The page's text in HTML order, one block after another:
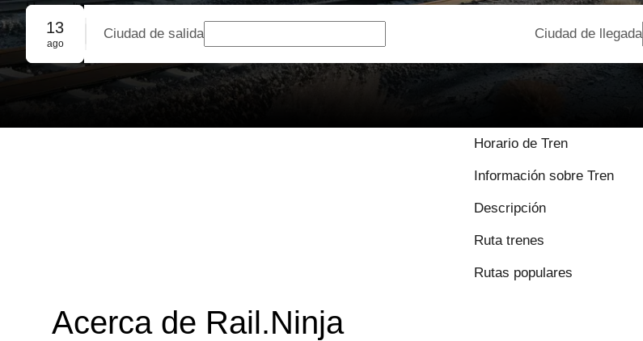
Ida y vuelta
Reserva grupal
13
ago
Ciudad de salida Ciudad de llegada
Horario de Tren
Información sobre Tren
Descripción
Ruta trenes
Rutas populares
Acerca de Rail.Ninja